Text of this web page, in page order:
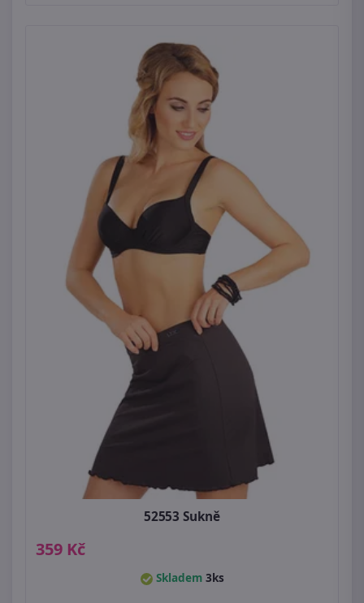
52553 Sukně
359 Kč
Skladem 3ks